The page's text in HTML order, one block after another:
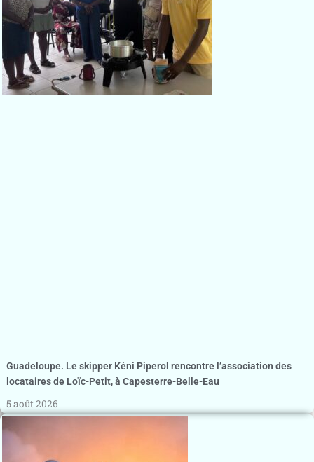
Guadeloupe. Le skipper Kéni Piperol rencontre l’association des
locataires de Loïc-Petit, à Capesterre-Belle-Eau
5 août 2026